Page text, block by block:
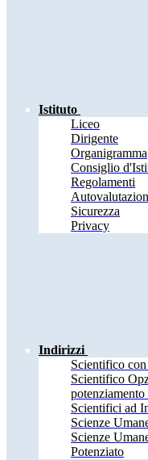
Istituto
Liceo
Dirigente
Organigramma
Consiglio
Regolamenti
Sicurezza
Privacy
Indirizzi
Scientifico
Scientifico
Scientifici ad
Scienze
Scienze
Potenziato